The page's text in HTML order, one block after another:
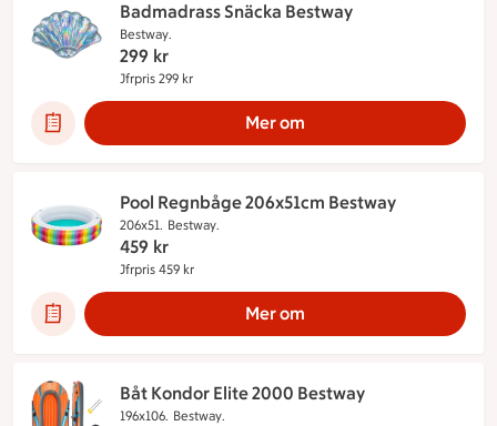
Badmadrass Snäcka Bestway
Bestway.
299 kr
Jfrpris 299 kr
Mer om
Pool Regnbåge 206x51cm Bestway
206x51. Bestway.
459 kr
Jfrpris 459 kr
Mer om
Båt Kondor Elite 2000 Bestway
196x106. Bestway.